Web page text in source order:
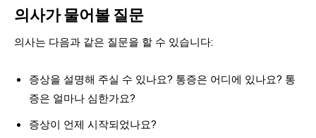
의사가 물어볼 질문
의사는 다음과 같은 질문을 할 수 있습니다:
증상을 설명해 주실 수 있나요? 통증은 어디에 있나요? 통
증은 얼마나 심한가요?
증상이 언제 시작되었나요?